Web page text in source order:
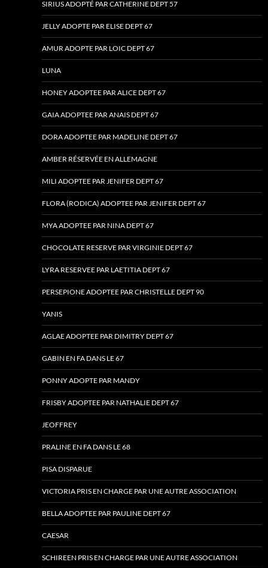
SIRIUS ADOPTÉ PAR CATHERINE DEPT 57
JELLY ADOPTE PAR ELISE DEPT 67
AMUR ADOPTE PAR LOIC DEPT 67
LUNA
HONEY ADOPTEE PAR ALICE DEPT 67
GAIA ADOPTEE PAR ANAIS DEPT 67
DORA ADOPTEE PAR MADELINE DEPT 67
AMBER RÉSERVÉE EN ALLEMAGNE
MILI ADOPTEE PAR JENIFER DEPT 67
FLORA (RODICA) ADOPTEE PAR JENIFER DEPT 67
MYA ADOPTEE PAR NINA DEPT 67
CHOCOLATE RESERVE PAR VIRGINIE DEPT 67
LYRA RESERVEE PAR LAETITIA DEPT 67
PERSEPIONE ADOPTEE PAR CHRISTELLE DEPT 90
YANIS
AGLAE ADOPTEE PAR DIMITRY DEPT 67
GABIN EN FA DANS LE 67
PONNY ADOPTE PAR MANDY
FRISBY ADOPTEE PAR NATHALIE DEPT 67
JEOFFREY
PRALINE EN FA DANS LE 68
PISA DISPARUE
VICTORIA PRIS EN CHARGE PAR UNE AUTRE ASSOCIATION
BELLA ADOPTEE PAR PAULINE DEPT 67
CAESAR
SCHIREEN PRIS EN CHARGE PAR UNE AUTRE ASSOCIATION